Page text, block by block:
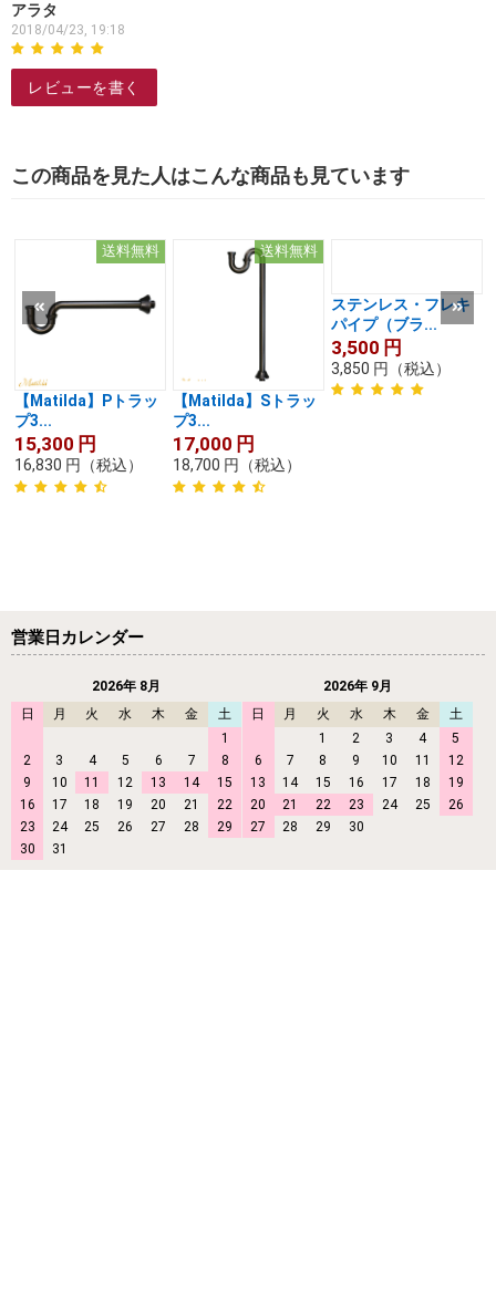
アラタ
2018/04/23, 19:18
レビューを書く
この商品を見た人はこんな商品も見ています
送料無料
【Matilda】Pトラッ
プ3...
15,300 円
16,830 円 （税込）
送料無料
【Matilda】Sトラッ
プ3...
17,000 円
18,700 円 （税込）
ステンレス・フレキ
営業日カレンダー
2026年 8月
日
月 火 水 木 金
土
1
2
3 4 5 6 7
8
9
10 11 12 13 14
15
16
17 18 19 20 21
22
23
24 25 26 27 28
29
30
31
2026年 9月
日
月 火 水 木 金
土
1
2 3 4
5
6
7 8 9 10 11
12
13
14 15 16 17 18
19
20
21 22 23 24 25
26
27
28 29 30